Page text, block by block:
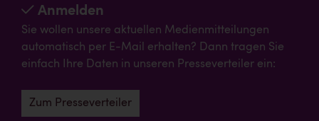
Anmelden
Sie wollen unsere aktuellen Medienmitteilungen
automatisch per E-Mail erhalten? Dann tragen Sie
einfach Ihre Daten in unseren Presseverteiler ein:
Zum Presseverteiler